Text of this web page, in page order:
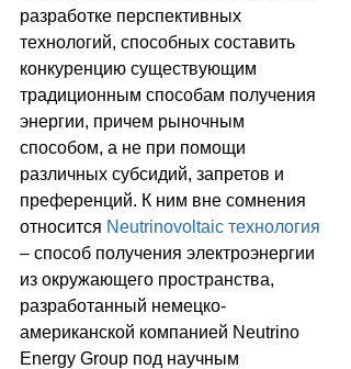
разработке перспективных
технологий, способных составить
конкуренцию существующим
традиционным способам получения
энергии, причем рыночным
способом, а не при помощи
различных субсидий, запретов и
преференций. К ним вне сомнения
относится Neutrinovoltaic технология
– способ получения электроэнергии
из окружающего пространства,
разработанный немецко-
американской компанией Neutrino
Energy Group под научным